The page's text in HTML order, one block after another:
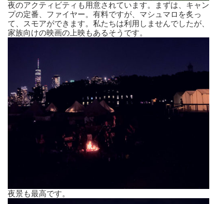
夜のアクティビティも用意されています。まずは、キャン
プの定番、ファイヤー。有料ですが、マシュマロを炙っ
て、スモアができます。私たちは利用しませんでしたが、
家族向けの映画の上映もあるそうです。
夜景も最高です。